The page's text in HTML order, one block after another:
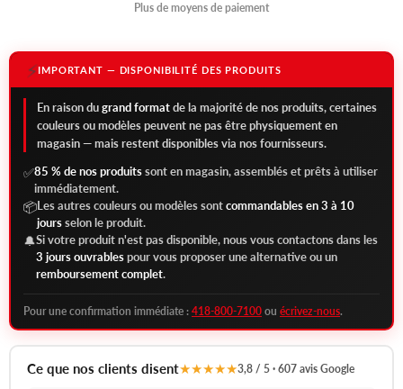
Plus de moyens de paiement
⚡IMPORTANT — DISPONIBILITÉ DES PRODUITS
En raison dugrand formatde la majorité de nos produits, certaines
couleurs ou modèles peuvent ne pas être physiquement en
magasin — mais restent disponibles via nos fournisseurs.
✅85 % de nos produitssont en magasin, assemblés et prêts à utiliser
immédiatement.
📦Les autres couleurs ou modèles sontcommandables en 3 à 10
joursselon le produit.
🔔Si votre produit n'est pas disponible, nous vous contactons dans les
3 jours ouvrablespour vous proposer une alternative ou un
remboursement complet.
Pour une confirmation immédiate : 418-800-7100 ou écrivez-nous.
Ce que nos clients disent★★★★★3,8 / 5 · 607 avis Google